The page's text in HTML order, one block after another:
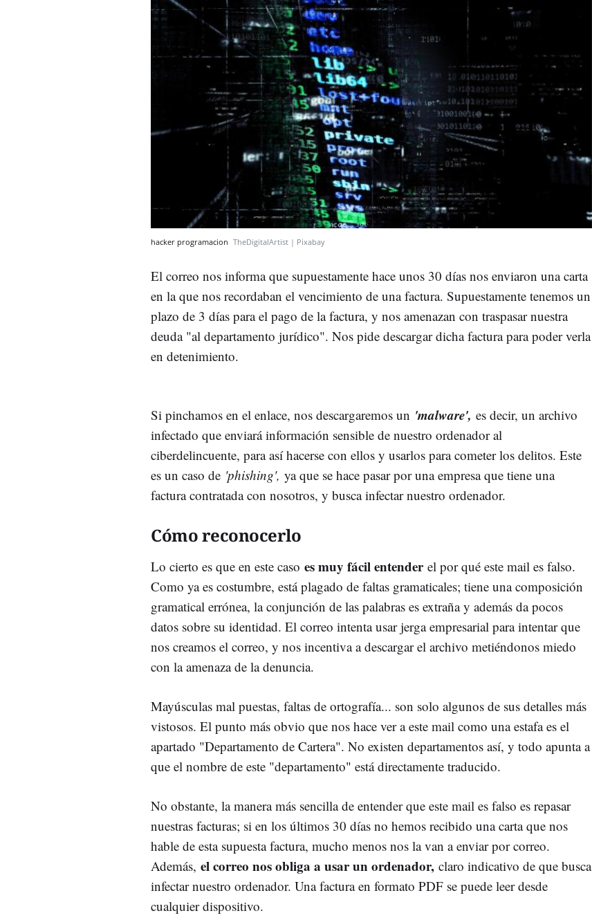
hacker programacion TheDigitalArtist | Pixabay
El correo nos informa que supuestamente hace unos 30 días nos enviaron una carta
en la que nos recordaban el vencimiento de una factura. Supuestamente tenemos un
plazo de 3 días para el pago de la factura, y nos amenazan con traspasar nuestra
deuda "al departamento jurídico". Nos pide descargar dicha factura para poder verla
en detenimiento.
Si pinchamos en el enlace, nos descargaremos un 'malware', es decir, un archivo
infectado que enviará información sensible de nuestro ordenador al
ciberdelincuente, para así hacerse con ellos y usarlos para cometer los delitos. Este
es un caso de 'phishing', ya que se hace pasar por una empresa que tiene una
factura contratada con nosotros, y busca infectar nuestro ordenador.
Cómo reconocerlo
Lo cierto es que en este caso es muy fácil entender el por qué este mail es falso.
Como ya es costumbre, está plagado de faltas gramaticales; tiene una composición
gramatical errónea, la conjunción de las palabras es extraña y además da pocos
datos sobre su identidad. El correo intenta usar jerga empresarial para intentar que
nos creamos el correo, y nos incentiva a descargar el archivo metiéndonos miedo
con la amenaza de la denuncia.
Mayúsculas mal puestas, faltas de ortografía... son solo algunos de sus detalles más
vistosos. El punto más obvio que nos hace ver a este mail como una estafa es el
apartado "Departamento de Cartera". No existen departamentos así, y todo apunta a
que el nombre de este "departamento" está directamente traducido.
No obstante, la manera más sencilla de entender que este mail es falso es repasar
nuestras facturas; si en los últimos 30 días no hemos recibido una carta que nos
hable de esta supuesta factura, mucho menos nos la van a enviar por correo.
Además, el correo nos obliga a usar un ordenador, claro indicativo de que busca
infectar nuestro ordenador. Una factura en formato PDF se puede leer desde
cualquier dispositivo.